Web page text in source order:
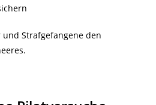
Strafgefangene den